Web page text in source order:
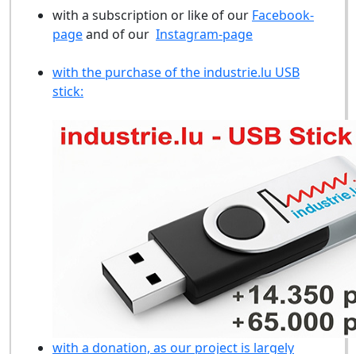
with a subscription or like of our Facebook-
pageand of our Instagram-page
with the purchase of the industrie.lu USB
stick:
with a donation, as our project is largely